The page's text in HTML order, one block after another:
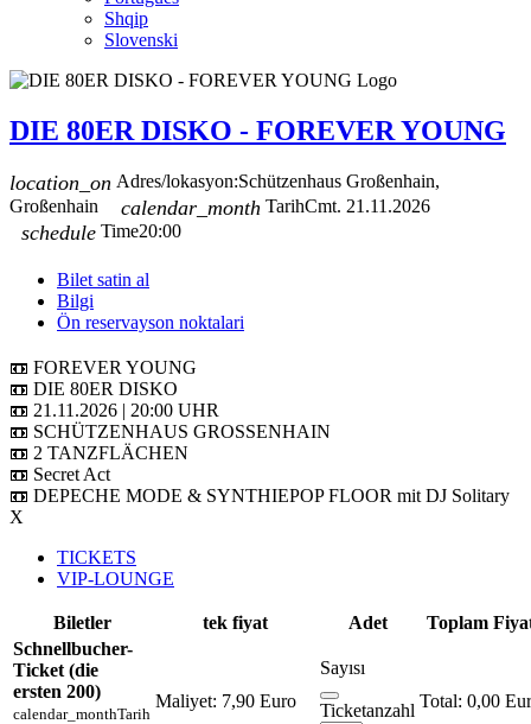
Shqip
Slovenski
DIE 80ER DISKO - FOREVER YOUNG
location_on Adres/lokasyon:Schützenhaus Großenhain,
Großenhain
calendar_month TarihCmt. 21.11.2026
schedule Time20:00
Bilet satin al
Bilgi
Ön reservayson noktalari
📼 FOREVER YOUNG
📼 DIE 80ER DISKO
📼 21.11.2026 | 20:00 UHR
📼 SCHÜTZENHAUS GROSSENHAIN
📼 2 TANZFLÄCHEN
📼 Secret Act
📼 DEPECHE MODE & SYNTHIEPOP FLOOR mit DJ Solitary
X
TICKETS
VIP-LOUNGE
Biletler tek fiyat Adet
Toplam
Schnellbucher-
Ticket (die
ersten 200)
calendar_monthTarih
Maliyet: 7,90 Euro
Sayısı
Ticketanzahl 0,00